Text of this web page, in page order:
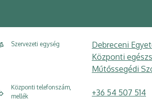
Szervezeti egység
Debreceni
Központi
Műtőssegédi
Központi telefonszám,
mellék
+36 54 507 514